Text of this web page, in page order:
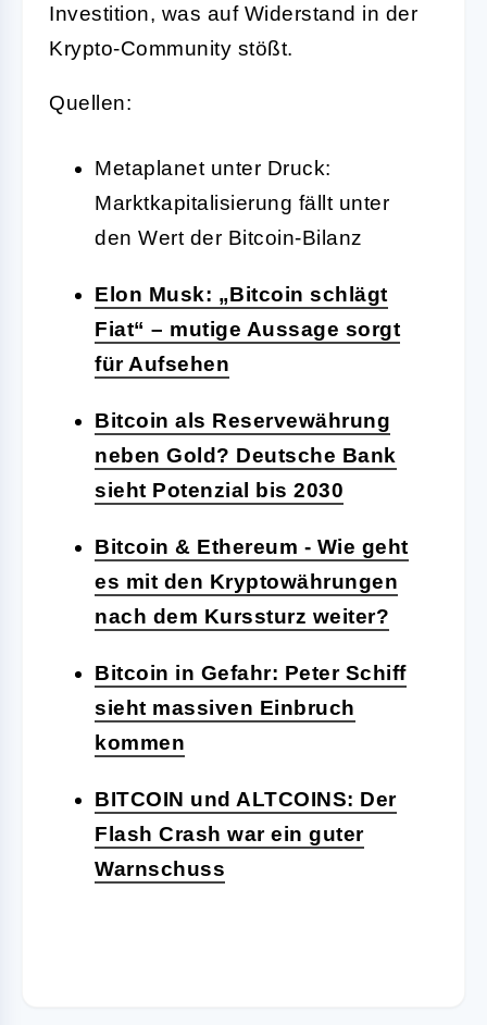
Investition, was auf Widerstand in der
Krypto-Community stößt.
Quellen:
Metaplanet unter Druck:
Marktkapitalisierung fällt unter
den Wert der Bitcoin-Bilanz
Elon Musk: „Bitcoin schlägt
Fiat“ – mutige Aussage sorgt
für Aufsehen
Bitcoin als Reservewährung
neben Gold? Deutsche Bank
sieht Potenzial bis 2030
Bitcoin & Ethereum - Wie geht
es mit den Kryptowährungen
nach dem Kurssturz weiter?
Bitcoin in Gefahr: Peter Schiff
sieht massiven Einbruch
kommen
BITCOIN und ALTCOINS: Der
Flash Crash war ein guter
Warnschuss